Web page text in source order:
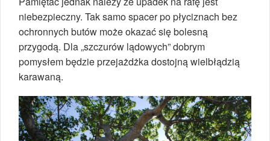
niebezpieczny. Tak samo spacer po płyciznach bez
ochronnych butów może okazać się bolesną
przygodą. Dla „szczurów lądowych” dobrym
pomysłem będzie przejażdżka dostojną wielbłądzią
karawaną.